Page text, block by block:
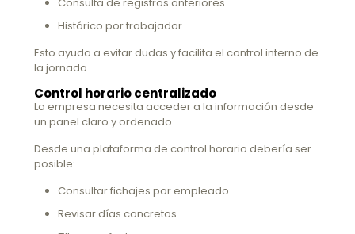
Consulta de registros anteriores.
Histórico por trabajador.
Esto ayuda a evitar dudas y facilita el control interno de
la jornada.
Control horario centralizado
La empresa necesita acceder a la información desde
un panel claro y ordenado.
Desde una plataforma de control horario debería ser
posible:
Consultar fichajes por empleado.
Revisar días concretos.